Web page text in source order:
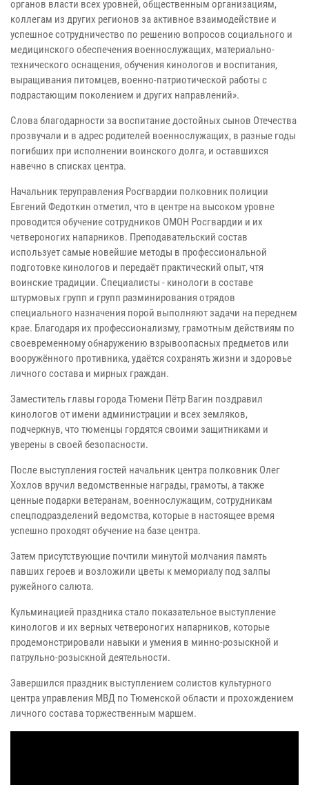
органов власти всех уровней, общественным организациям,
коллегам из других регионов за активное взаимодействие и
успешное сотрудничество по решению вопросов социального и
медицинского обеспечения военнослужащих, материально-
технического оснащения, обучения кинологов и воспитания,
выращивания питомцев, военно-патриотической работы с
подрастающим поколением и других направлений».
Слова благодарности за воспитание достойных сынов Отечества
прозвучали и в адрес родителей военнослужащих, в разные годы
погибших при исполнении воинского долга, и оставшихся
навечно в списках центра.
Начальник теруправления Росгвардии полковник полиции
Евгений Федоткин отметил, что в центре на высоком уровне
проводится обучение сотрудников ОМОН Росгвардии и их
четвероногих напарников. Преподавательский состав
использует самые новейшие методы в профессиональной
подготовке кинологов и передаёт практический опыт, чтя
воинские традиции. Специалисты - кинологи в составе
штурмовых групп и групп разминирования отрядов
специального назначения порой выполняют задачи на переднем
крае. Благодаря их профессионализму, грамотным действиям по
своевременному обнаружению взрывоопасных предметов или
вооружённого противника, удаётся сохранять жизни и здоровье
личного состава и мирных граждан.
Заместитель главы города Тюмени Пётр Вагин поздравил
кинологов от имени администрации и всех земляков,
подчеркнув, что тюменцы гордятся своими защитниками и
уверены в своей безопасности.
После выступления гостей начальник центра полковник Олег
Хохлов вручил ведомственные награды, грамоты, а также
ценные подарки ветеранам, военнослужащим, сотрудникам
спецподразделений ведомства, которые в настоящее время
успешно проходят обучение на базе центра.
Затем присутствующие почтили минутой молчания память
павших героев и возложили цветы к мемориалу под залпы
ружейного салюта.
Кульминацией праздника стало показательное выступление
кинологов и их верных четвероногих напарников, которые
продемонстрировали навыки и умения в минно-розыскной и
патрульно-розыскной деятельности.
Завершился праздник выступлением солистов культурного
центра управления МВД по Тюменской области и прохождением
личного состава торжественным маршем.